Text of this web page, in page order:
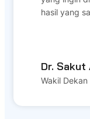
hasil yang
Dr. Sakut
Wakil